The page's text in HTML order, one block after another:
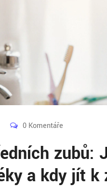
0 Komentáře
zubů:
a kdy jít k